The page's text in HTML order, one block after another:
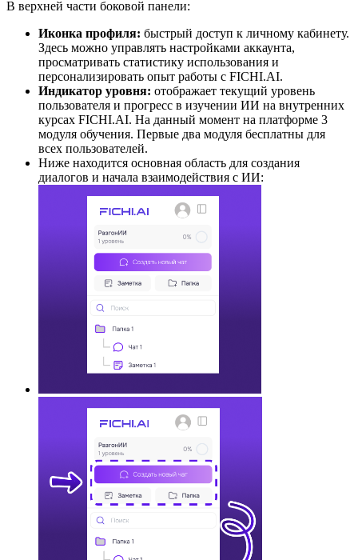
В верхней части боковой панели:
Иконка профиля: быстрый доступ к личному кабинету.
Здесь можно управлять настройками аккаунта,
просматривать статистику использования и
персонализировать опыт работы с FICHI.AI.
Индикатор уровня: отображает текущий уровень
пользователя и прогресс в изучении ИИ на внутренних
курсах FICHI.AI. На данный момент на платформе 3
модуля обучения. Первые два модуля бесплатны для
всех пользователей.
Ниже находится основная область для создания
диалогов и начала взаимодействия с ИИ: